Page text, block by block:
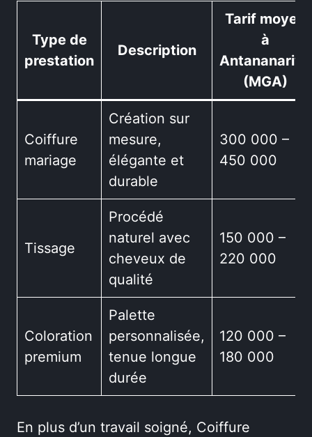
Type de
prestation
Description
Tarif moyen
à
Antananarivo
(MGA)
Coiffure
mariage
Création sur
mesure,
élégante et
durable
300 000 –
450 000
Tissage
Procédé
naturel avec
cheveux de
qualité
150 000 –
220 000
Coloration
premium
Palette
personnalisée,
tenue longue
durée
120 000 –
180 000
En plus d’un travail soigné, Coiffure